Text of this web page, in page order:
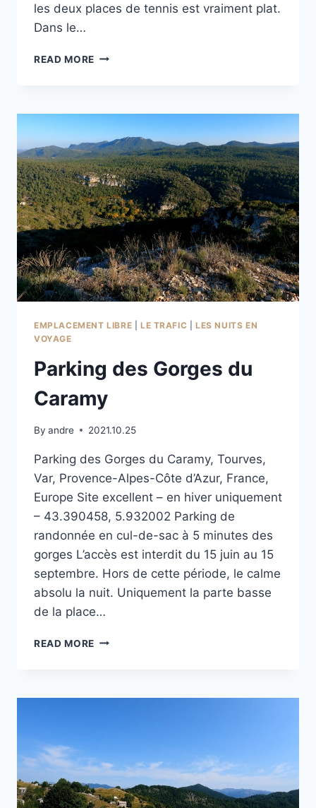
les deux places de tennis est vraiment plat.
Dans le…
READ MORE TENNIS
EMPLACEMENT LIBRE LE TRAFIC |LES NUITS EN
VOYAGE
Parking des Gorges du
Caramy
By andre 2021.10.25
Parking des Gorges du Caramy, Tourves,
Var, Provence-Alpes-Côte d’Azur, France,
Europe Site excellent – en hiver uniquement
– 43.390458, 5.932002 Parking de
randonnée en cul-de-sac à 5 minutes des
gorges L’accès est interdit du 15 juin au 15
septembre. Hors de cette période, le calme
absolu la nuit. Uniquement la parte basse
de la place…
READ MORE PARKING
CARAMY